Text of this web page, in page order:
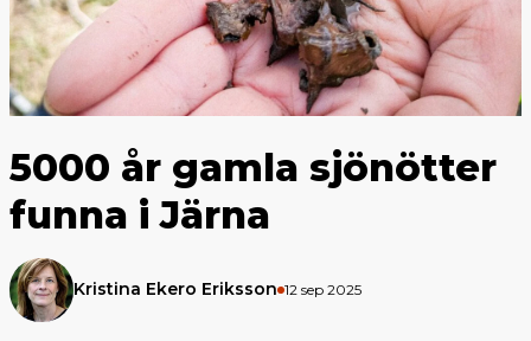
5000 år gamla sjönötter
funna i Järna
Kristina Ekero Eriksson 12 sep 2025